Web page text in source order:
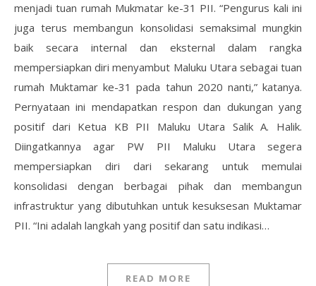
menjadi tuan rumah Mukmatar ke-31 PII. “Pengurus kali ini
juga terus membangun konsolidasi semaksimal mungkin
baik secara internal dan eksternal dalam rangka
mempersiapkan diri menyambut Maluku Utara sebagai tuan
rumah Muktamar ke-31 pada tahun 2020 nanti,” katanya.
Pernyataan ini mendapatkan respon dan dukungan yang
positif dari Ketua KB PII Maluku Utara Salik A. Halik.
Diingatkannya agar PW PII Maluku Utara segera
mempersiapkan diri dari sekarang untuk memulai
konsolidasi dengan berbagai pihak dan membangun
infrastruktur yang dibutuhkan untuk kesuksesan Muktamar
PII. “Ini adalah langkah yang positif dan satu indikasi…
READ MORE